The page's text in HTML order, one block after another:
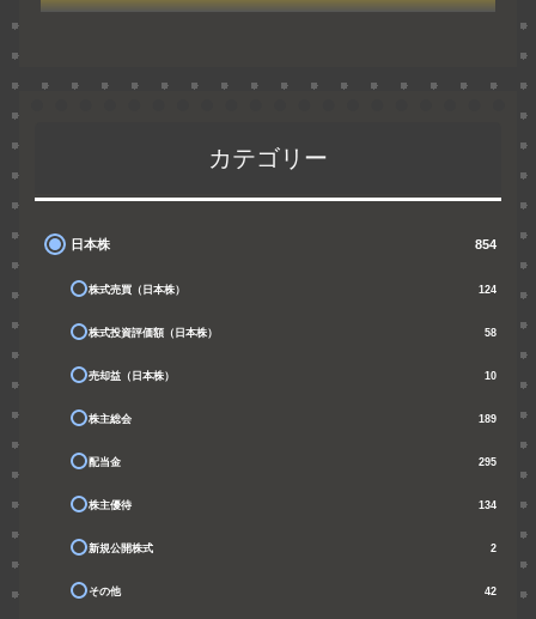
カテゴリー
日本株 854
株式売買（日本株） 124
株式投資評価額（日本株） 58
売却益（日本株） 10
株主総会 189
配当金 295
株主優待 134
新規公開株式 2
その他 42